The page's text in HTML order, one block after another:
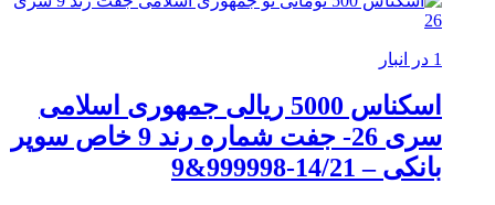
1 در انبار
اسکناس 5000 ریالی جمهوری اسلامی
سری 26- جفت شماره رند 9 خاص سوپر
بانکی – 14/21-999998&9